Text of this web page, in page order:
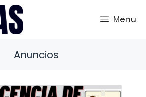
Menu
Anuncios